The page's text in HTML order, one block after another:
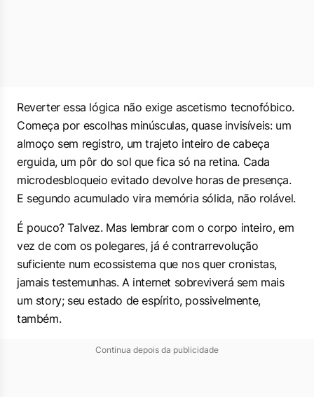
Reverter essa lógica não exige ascetismo tecnofóbico.
Começa por escolhas minúsculas, quase invisíveis: um
almoço sem registro, um trajeto inteiro de cabeça
erguida, um pôr do sol que fica só na retina. Cada
microdesbloqueio evitado devolve horas de presença.
E segundo acumulado vira memória sólida, não rolável.
É pouco? Talvez. Mas lembrar com o corpo inteiro, em
vez de com os polegares, já é contrarrevolução
suficiente num ecossistema que nos quer cronistas,
jamais testemunhas. A internet sobreviverá sem mais
um story; seu estado de espírito, possivelmente,
também.
Continua depois da publicidade